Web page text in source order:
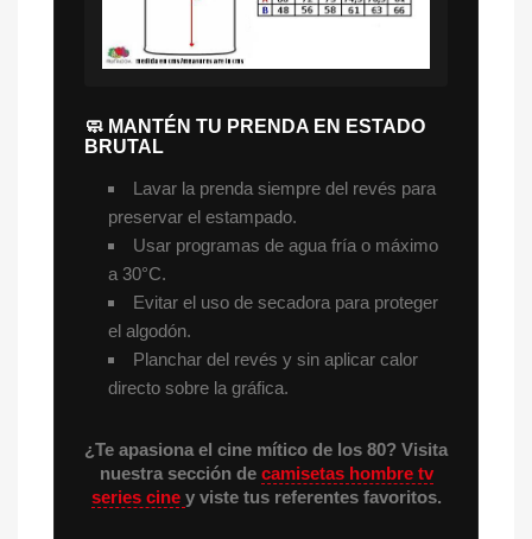
🧼 MANTÉN TU PRENDA EN ESTADO
BRUTAL
Lavar la prenda siempre del revés para
preservar el estampado.
Usar programas de agua fría o máximo
a 30°C.
Evitar el uso de secadora para proteger
el algodón.
Planchar del revés y sin aplicar calor
directo sobre la gráfica.
¿Te apasiona el cine mítico de los 80? Visita
nuestra sección de camisetas hombre tv
series cine y viste tus referentes favoritos.